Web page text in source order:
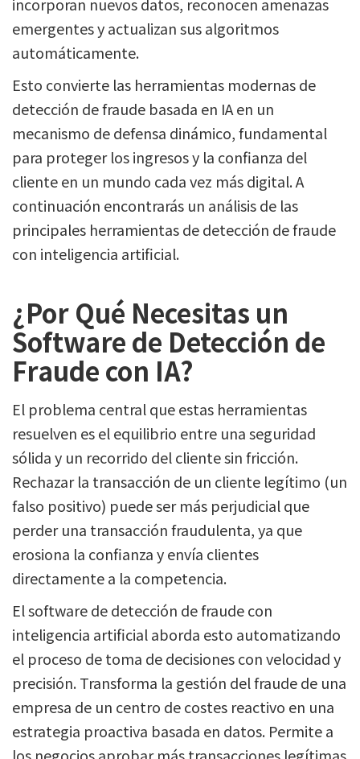
emergentes y actualizan sus algoritmos
automáticamente.
Esto convierte las herramientas modernas de
detección de fraude basada en IA en un
mecanismo de defensa dinámico, fundamental
para proteger los ingresos y la confianza del
cliente en un mundo cada vez más digital. A
continuación encontrarás un análisis de las
principales herramientas de detección de fraude
con inteligencia artificial.
¿Por Qué Necesitas un
Software de Detección de
Fraude con IA?
El problema central que estas herramientas
resuelven es el equilibrio entre una seguridad
sólida y un recorrido del cliente sin fricción.
Rechazar la transacción de un cliente legítimo (un
falso positivo) puede ser más perjudicial que
perder una transacción fraudulenta, ya que
erosiona la confianza y envía clientes
directamente a la competencia.
El software de detección de fraude con
inteligencia artificial aborda esto automatizando
el proceso de toma de decisiones con velocidad y
precisión. Transforma la gestión del fraude de una
empresa de un centro de costes reactivo en una
estrategia proactiva basada en datos. Permite a